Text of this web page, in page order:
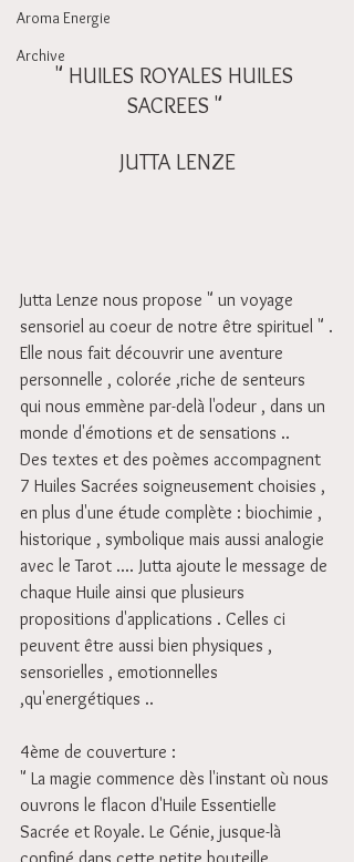
Aroma Energie
Archive
" HUILES ROYALES HUILES
SACREES "
JUTTA LENZE
Jutta Lenze nous propose " un voyage
sensoriel au coeur de notre être spirituel " .
Elle nous fait découvrir une aventure
personnelle , colorée ,riche de senteurs
qui nous emmène par-delà l'odeur , dans un
monde d'émotions et de sensations ..
Des textes et des poèmes accompagnent
7 Huiles Sacrées soigneusement choisies ,
en plus d'une étude complète : biochimie ,
historique , symbolique mais aussi analogie
avec le Tarot .... Jutta ajoute le message de
chaque Huile ainsi que plusieurs
propositions d'applications . Celles ci
peuvent être aussi bien physiques ,
sensorielles , emotionnelles
,qu'energétiques ..
4ème de couverture :
" La magie commence dès l'instant où nous
ouvrons le flacon d'Huile Essentielle
Sacrée et Royale. Le Génie, jusque-là
confiné dans cette petite bouteille,